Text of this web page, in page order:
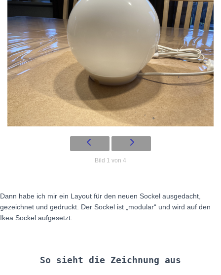
Bild 1 von 4
Dann habe ich mir ein Layout für den neuen Sockel ausgedacht,
gezeichnet und gedruckt. Der Sockel ist „modular“ und wird auf den
Ikea Sockel aufgesetzt:
So sieht die Zeichnung aus